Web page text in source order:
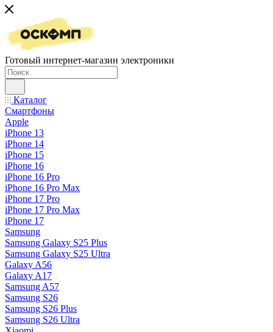
Готовый интернет-магазин электроники
Каталог
Смартфоны
Apple
iPhone 13
iPhone 14
iPhone 15
iPhone 16
iPhone 16 Pro
iPhone 16 Pro Max
iPhone 17 Pro
iPhone 17 Pro Max
iPhone 17
Samsung
Samsung Galaxy S25 Plus
Samsung Galaxy S25 Ultra
Galaxy A56
Galaxy A17
Samsung A57
Samsung S26
Samsung S26 Plus
Samsung S26 Ultra